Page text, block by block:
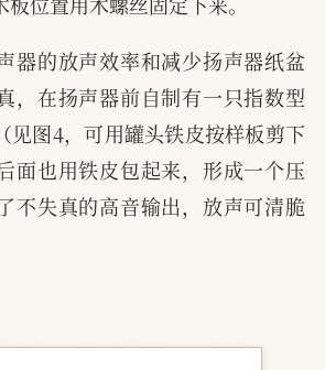
器的放声效率和减少扬声器纸盆
，在扬声器前自制有一只指数型
见图4，可用罐头铁皮按样板剪下
面也用铁皮包起来，形成一个压
不失真的高音输出，放声可清脆